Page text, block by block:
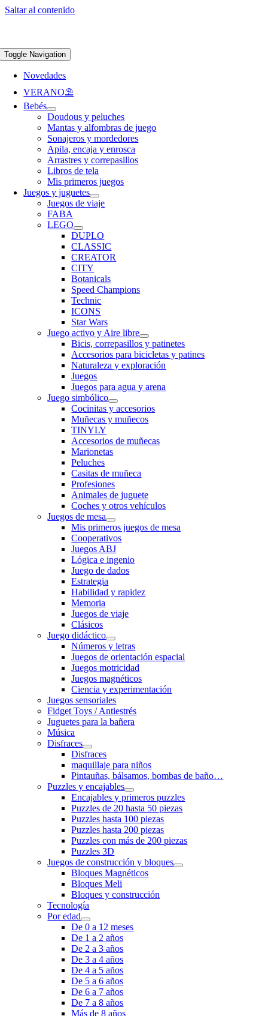
Saltar al contenido
Toggle Navigation
Novedades
VERANO⛱️​
Bebés
Doudous y peluches
Mantas y alfombras de juego
Sonajeros y mordedores
Apila, encaja y enrosca
Arrastres y correpasillos
Libros de tela
Mis primeros juegos
Juegos y juguetes
Juegos de viaje
FABA
LEGO
DUPLO
CLASSIC
CREATOR
CITY
Botanicals
Speed Champions
Technic
ICONS
Star Wars
Juego activo y Aire libre
Bicis, correpasillos y patinetes
Accesorios para bicicletas y patines
Naturaleza y exploración
Juegos
Juegos para agua y arena
Juego simbólico
Cocinitas y accesorios
Muñecas y muñecos
TINYLY
Accesorios de muñecas
Marionetas
Peluches
Casitas de muñeca
Profesiones
Animales de juguete
Coches y otros vehículos
Juegos de mesa
Mis primeros juegos de mesa
Cooperativos
Juegos ABJ
Lógica e ingenio
Juego de dados
Estrategia
Habilidad y rapidez
Memoria
Juegos de viaje
Clásicos
Juego didáctico
Números y letras
Juegos de orientación espacial
Juegos motricidad
Juegos magnéticos
Ciencia y experimentación
Juegos sensoriales
Fidget Toys / Antiestrés
Juguetes para la bañera
Música
Disfraces
Disfraces
maquillaje para niños
Pintauñas, bálsamos, bombas de baño…
Puzzles y encajables
Encajables y primeros puzzles
Puzzles de 20 hasta 50 piezas
Puzzles hasta 100 piezas
Puzzles hasta 200 piezas
Puzzles con más de 200 piezas
Puzzles 3D
Juegos de construcción y bloques
Bloques Magnéticos
Bloques Meli
Bloques y construcción
Tecnología
Por edad
De 0 a 12 meses
De 1 a 2 años
De 2 a 3 años
De 3 a 4 años
De 4 a 5 años
De 5 a 6 años
De 6 a 7 años
De 7 a 8 años
Más de 8 años